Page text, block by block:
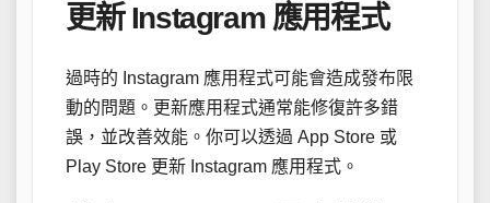
更新 Instagram 應用程式
過時的 Instagram 應用程式可能會造成發布限
動的問題。更新應用程式通常能修復許多錯
誤，並改善效能。你可以透過 App Store 或
Play Store 更新 Instagram 應用程式。